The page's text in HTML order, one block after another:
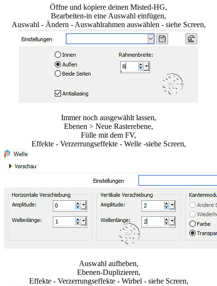
Öffne und kopiere deinen Misted-HG,
Bearbeiten-in eine Auswahl einfügen,
Auswahl - Ändern - Auswahlrahmen auswählen - siehe Screen,
Immer noch ausgewählt lassen,
Ebenen > Neue Rasterebene,
Fülle mit dem FV,
Effekte - Verzerrungseffekte - Welle -siehe Screen,
Auswahl aufheben,
Ebenen-Duplizieren,
Effekte - Verzerrungseffekte - Wirbel - siehe Screen,